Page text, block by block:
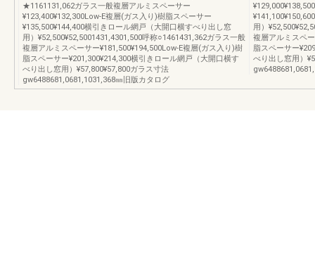
★1161131,062ガラス一般複層アルミスペーサー
¥123,400¥132,300Low-E複層(ガス入り)樹脂スペーサー
¥135,500¥144,400横引きロール網戸（大開口横すべり出し窓
用）¥52,500¥52,5001431,4301,500呼称○1461431,362ガラス一般
複層アルミスペーサー¥181,500¥194,500Low-E複層(ガス入り)樹
脂スペーサー¥201,300¥214,300横引きロール網戸（大開口横す
べり出し窓用）¥57,800¥57,800ガラス寸法
gw6488681,0681,1031,368㎜旧版カタログ
用）
複層アルミスペ
脂スペーサー
べり出し窓用）